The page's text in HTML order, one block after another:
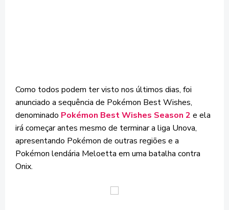
Como todos podem ter visto nos últimos dias, foi
anunciado a sequência de Pokémon Best Wishes,
denominado Pokémon Best Wishes Season 2 e ela
irá começar antes mesmo de terminar a liga Unova,
apresentando Pokémon de outras regiões e a
Pokémon lendária Meloetta em uma batalha contra
Onix.